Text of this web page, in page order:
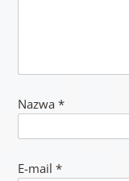
Nazwa *
E-mail *